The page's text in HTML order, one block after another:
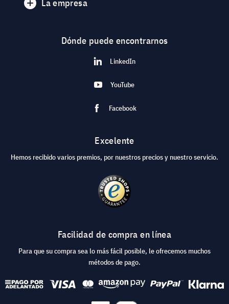
La empresa
Dónde puede encontrarnos
LinkedIn
YouTube
Facebook
Excelente
Hemos recibido varios premios, por nuestros precios y nuestro servicio.
Facilidad de compra en línea
Para que su compra sea lo más fácil posible, le ofrecemos muchos
métodos de pago.